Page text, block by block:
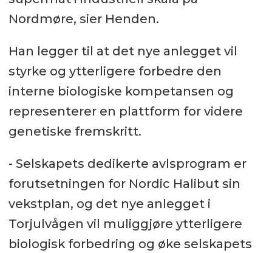
Nordmøre, sier Henden.
Han legger til at det nye anlegget vil
styrke og ytterligere forbedre den
interne biologiske kompetansen og
representerer en plattform for videre
genetiske fremskritt.
- Selskapets dedikerte avlsprogram er
forutsetningen for Nordic Halibut sin
vekstplan, og det nye anlegget i
Torjulvågen vil muliggjøre ytterligere
biologisk forbedring og øke selskapets